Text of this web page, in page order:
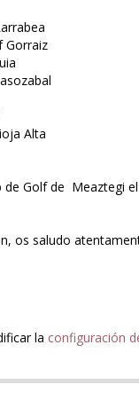
Gorraiz
Alta
de Golf de Meaztegi
os saludo
la configuración